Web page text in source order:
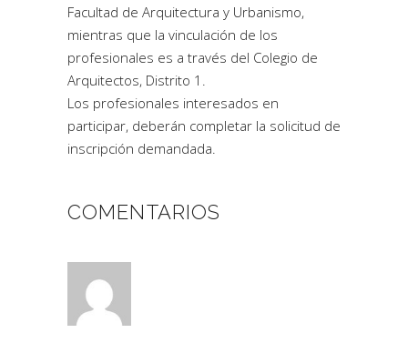
Facultad de Arquitectura y Urbanismo,
mientras que la vinculación de los
profesionales es a través del Colegio de
Arquitectos, Distrito 1.
Los profesionales interesados en
participar, deberán completar la solicitud de
inscripción demandada.
COMENTARIOS